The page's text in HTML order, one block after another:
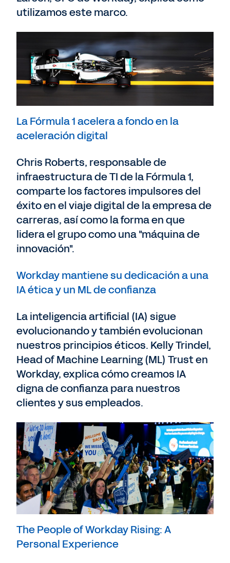
utilizamos este marco.
La Fórmula 1 acelera a fondo en la
aceleración digital
Chris Roberts, responsable de
infraestructura de TI de la Fórmula 1,
comparte los factores impulsores del
éxito en el viaje digital de la empresa de
carreras, así como la forma en que
lidera el grupo como una "máquina de
innovación".
Workday mantiene su dedicación a una
IA ética y un ML de confianza
La inteligencia artificial (IA) sigue
evolucionando y también evolucionan
nuestros principios éticos. Kelly Trindel,
Head of Machine Learning (ML) Trust en
Workday, explica cómo creamos IA
digna de confianza para nuestros
clientes y sus empleados.
The People of Workday Rising: A
Personal Experience